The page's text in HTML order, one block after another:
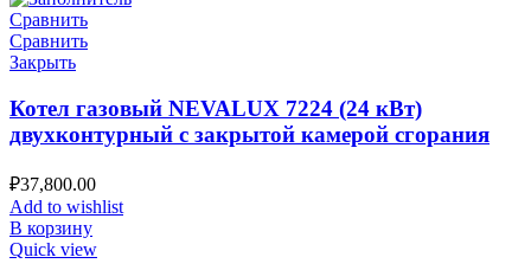
Сравнить
Сравнить
Закрыть
Котел газовый NEVALUX 7224 (24 кВт)
двухконтурный с закрытой камерой сгорания
₽37,800.00
Add to wishlist
В корзину
Quick view